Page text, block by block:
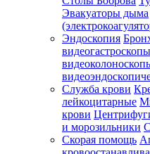
Эвакуаторы дыма
Эндоскопия
видеогастроскопы
Служба крови
лейкоцитарные
крови
и морозильники
Скорая помощь